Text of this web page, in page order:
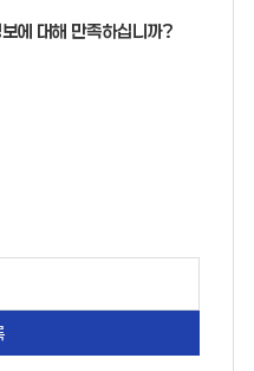
에 대해 만족하십니까?